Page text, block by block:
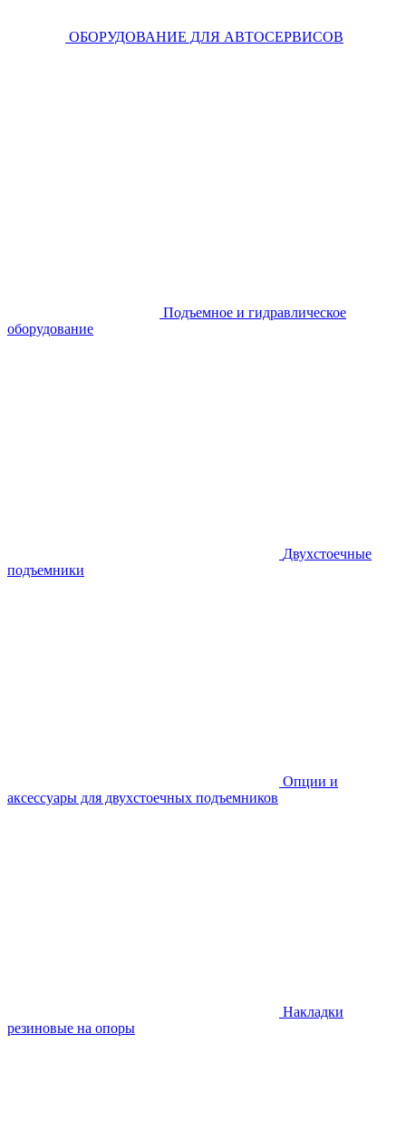
ОБОРУДОВАНИЕ ДЛЯ АВТОСЕРВИСОВ
Подъемное и гидравлическое
оборудование
Двухстоечные
подъемники
Опции и
аксессуары для двухстоечных подъемников
Накладки
резиновые на опоры